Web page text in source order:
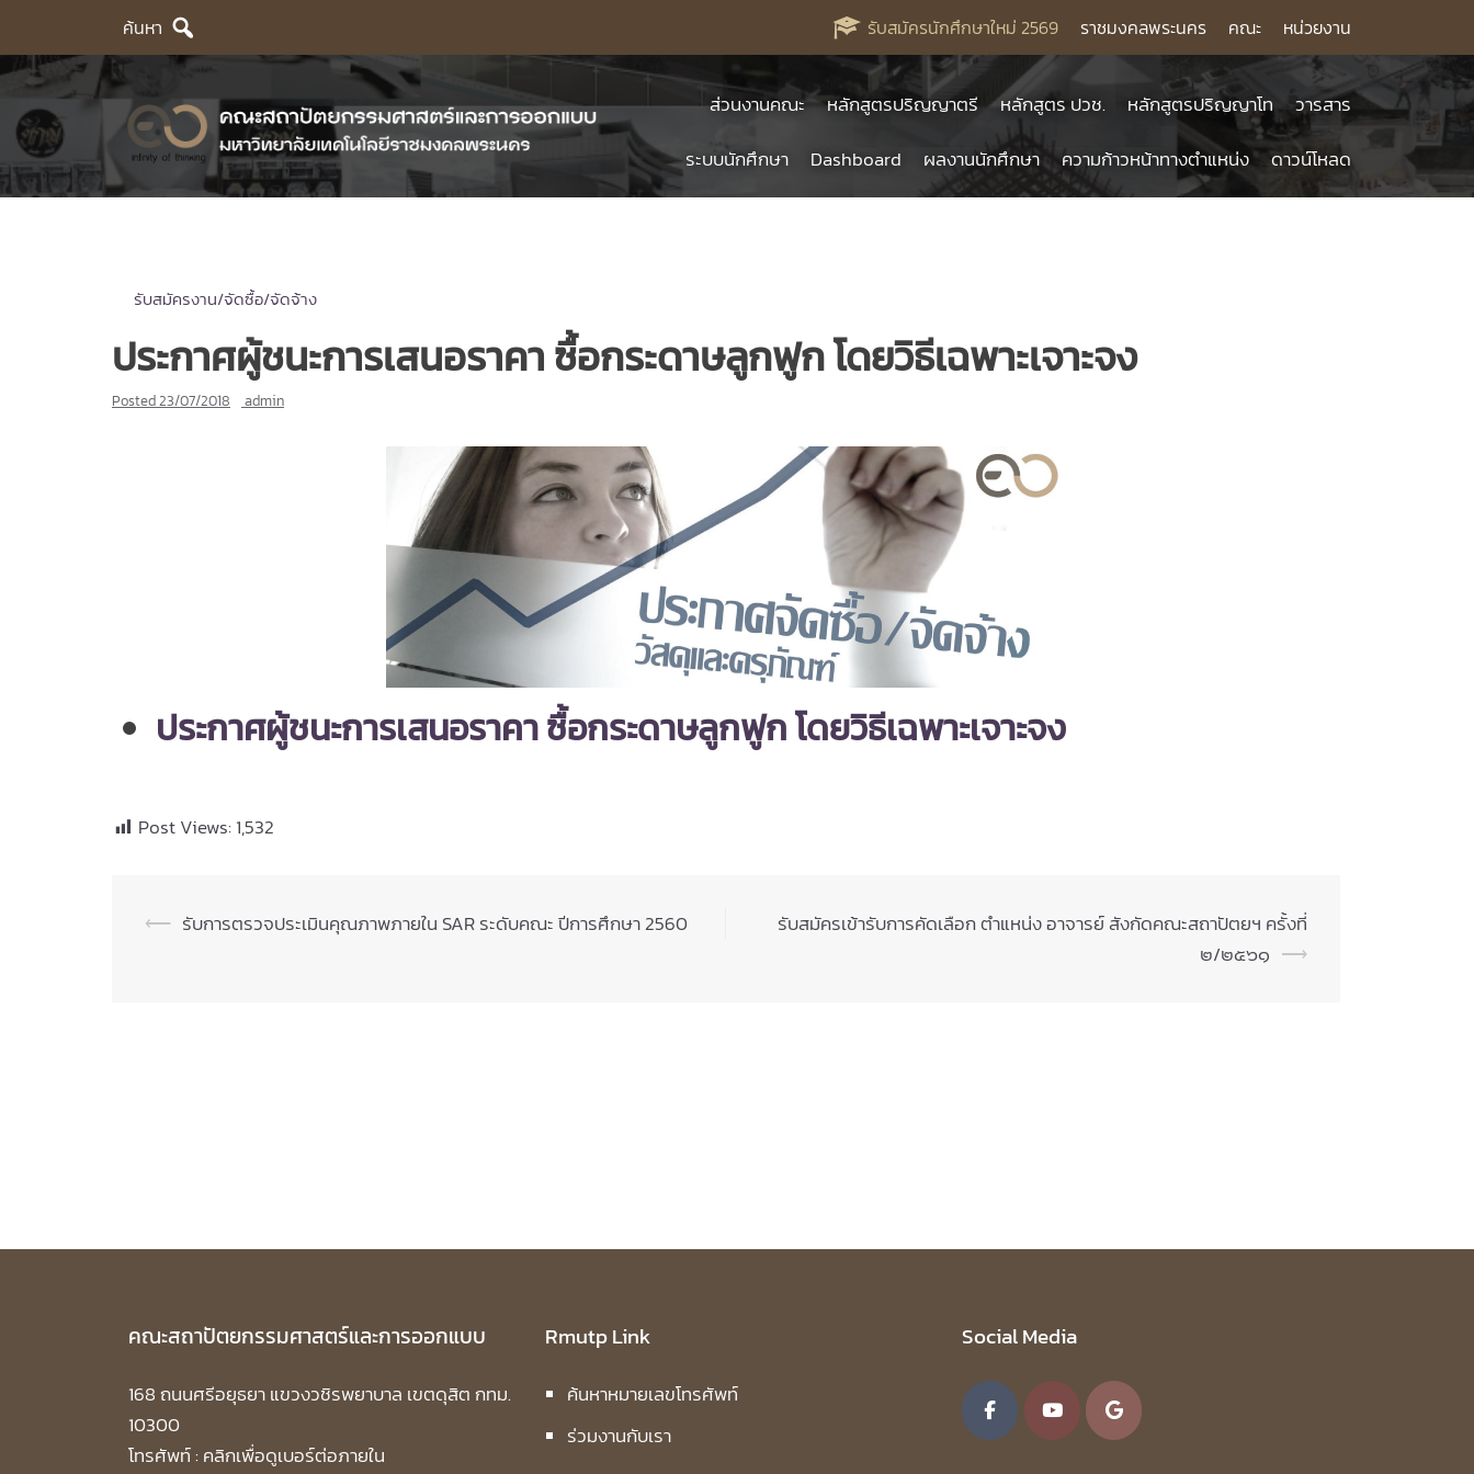
content
ค้นหา รับสมัครนักศึกษาใหม่ 2569 ราชมงคลพระนคร คณะ หน่วยงาน
ส่วนงานคณะ หลักสูตรปริญญาตรี หลักสูตร ปวช. หลักสูตรปริญญาโท
วารสาร
ระบบนักศึกษา
Dashboard ผลงานนักศึกษา ความก้าวหน้าทางตำแหน่ง ดาวน์โหลด
รับสมัครงาน/จัดซื้อ/จัดจ้าง
ประกาศผู้ชนะการเสนอราคา ซื้อกระดาษลูกฟูก โดยวิธีเฉพาะเจาะจง
Posted23/07/2018 admin
ประกาศผู้ชนะการเสนอราคา ซื้อกระดาษลูกฟูก โดยวิธีเฉพาะเจาะจง
Post Views: 1,532
Post
⟵ รับการตรวจประเมินคุณภาพภายใน SAR ระดับคณะ ปีการศึกษา 2560
รับสมัครเข้ารับการคัดเลือก ตำแหน่ง อาจารย์ สังกัดคณะสถาปัตยฯ ครั้งที่
๒/๒๕๖๑ ⟶
คณะสถาปัตยกรรมศาสตร์และการออกแบบ
168 ถนนศรีอยุธยา แขวงวชิรพยาบาล เขตดุสิต กทม.
10300
โทรศัพท์ : คลิกเพื่อดูเบอร์ต่อภายใน
Rmutp Link
ค้นหาหมายเลขโทรศัพท์
ร่วมงานกับเรา
Social Media